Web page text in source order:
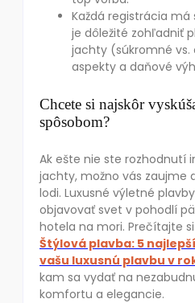
Každá registrácia
je dôležité zohľadniť
jachty (súkromné
aspekty a daňové
Chcete si najskôr
spôsobom?
Ak ešte nie ste rozhodnutí
jachty, možno vás zaujme
lodi. Luxusné výletné
objavovať svet v pohodlí
hotela na mori. Prečítajte
Štýlová plavba: 5
vašu luxusnú plavbu v
kam sa vydať na
komfortu a elegancie.